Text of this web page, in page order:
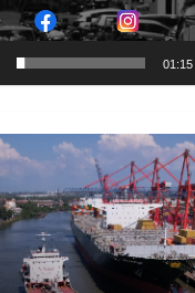
01:15